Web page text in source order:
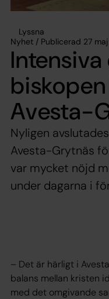
Lyssna
Nyhet / Publicerad 27
Avesta-
Nyligen
Avesta-Grytnäs
var mycket nöjd
under dagarna i
– Det är härligt i
balans mellan kristen
med det omgivande